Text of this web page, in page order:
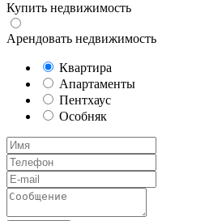
Купить недвижимость
Арендовать недвижимость
Квартира
Апартаменты
Пентхаус
Особняк